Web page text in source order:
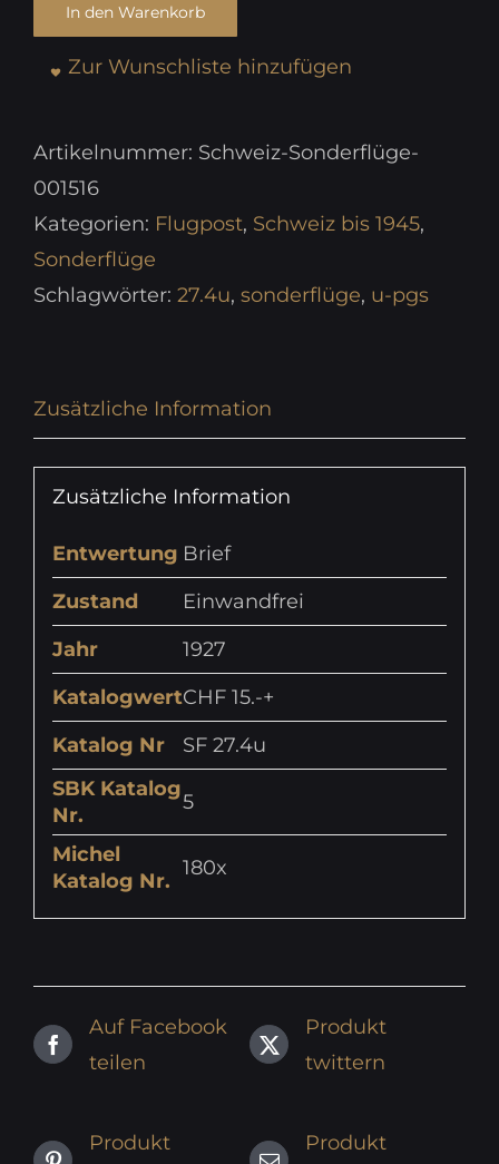
In den Warenkorb
Zur Wunschliste hinzufügen
Artikelnummer: Schweiz-Sonderflüge-
001516
Kategorien: Flugpost, Schweiz bis 1945,
Sonderflüge
Schlagwörter: 27.4u, sonderflüge, u-pgs
Zusätzliche Information
Zusätzliche Information
Entwertung Brief
Zustand
Einwandfrei
Jahr
1927
KatalogwertCHF 15.-+
Katalog Nr
SF 27.4u
SBK Katalog
Nr.
5
Michel
Katalog Nr.
180x
Auf Facebook
teilen
Produkt
twittern
Produkt
Produkt